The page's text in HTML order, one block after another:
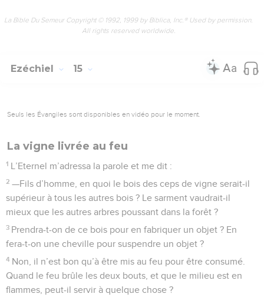
La Bible Du Semeur Copyright © 1992, 1999 by Biblica, Inc.® Used by permission.
All rights reserved worldwide.
Ezéchiel 15
Seuls les Évangiles sont disponibles en vidéo pour le moment.
La vigne livrée au feu
1 L’Eternel m’adressa la parole et me dit :
2 —Fils d’homme, en quoi le bois des ceps de vigne serait-il
supérieur à tous les autres bois ? Le sarment vaudrait-il
mieux que les autres arbres poussant dans la forêt ?
3 Prendra-t-on de ce bois pour en fabriquer un objet ? En
fera-t-on une cheville pour suspendre un objet ?
4 Non, il n’est bon qu’à être mis au feu pour être consumé.
Quand le feu brûle les deux bouts, et que le milieu est en
flammes, peut-il servir à quelque chose ?